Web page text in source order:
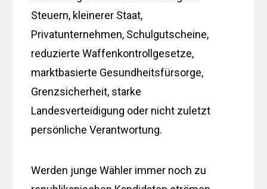
Steuern, kleinerer Staat,
Privatunternehmen, Schulgutscheine,
reduzierte Waffenkontrollgesetze,
marktbasierte Gesundheitsfürsorge,
Grenzsicherheit, starke
Landesverteidigung oder nicht zuletzt
persönliche Verantwortung.
Werden junge Wähler immer noch zu